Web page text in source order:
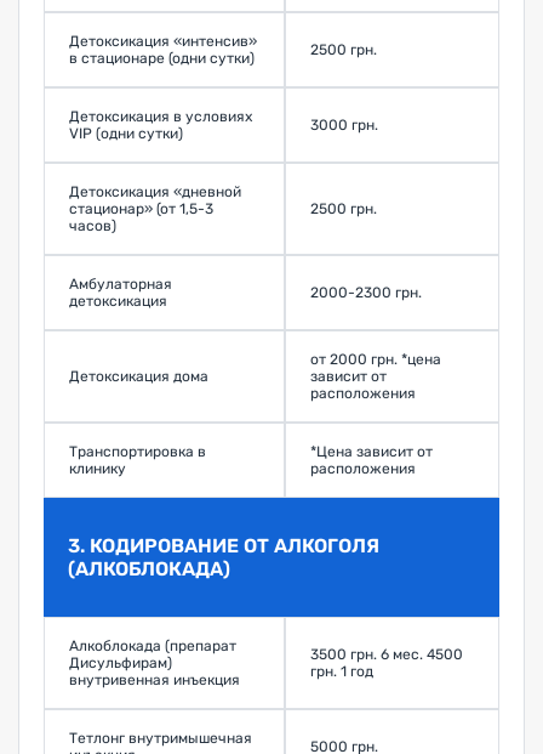
Детоксикация «интенсив»
в стационаре (одни сутки)
2500 грн.
Детоксикация в условиях
VIP (одни сутки)
3000 грн.
Детоксикация «дневной
стационар» (от 1,5-3
часов)
2500 грн.
Амбулаторная
детоксикация
2000-2300 грн.
Детоксикация дома
от 2000 грн. *цена
зависит от
расположения
Транспортировка в
клинику
*Цена зависит от
расположения
3. КОДИРОВАНИЕ ОТ АЛКОГОЛЯ
(АЛКОБЛОКАДА)
Алкоблокада (препарат
Дисульфирам)
внутривенная инъекция
3500 грн. 6 мес. 4500
грн. 1 год
Тетлонг внутримышечная
5000 грн.